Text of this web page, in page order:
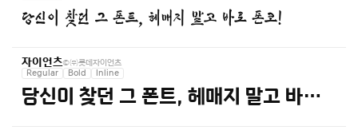
당신이 찾던 그 폰트, 헤매지 말고 바로 폰코!
자이언츠©㈜롯데자이언츠
Regular
Bold Inline
당신이 찾던 그 폰트, 헤매지 말고 바로 폰코!